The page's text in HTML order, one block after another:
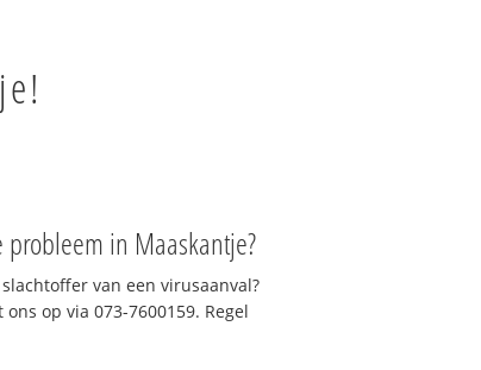
in Maaskantje?
van een virusaanval?
op via 073-7600159. Regel